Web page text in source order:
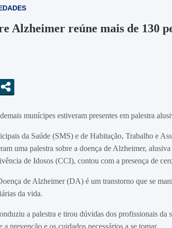
Alzheimer reúne mais de 130
munícipes estiveram presentes em palestra
da Saúde (SMS) e de Habitação, Trabalho e
uma palestra sobre a doença de Alzheimer,
de Idosos (CCI), contou com a presença de
de Alzheimer (DA) é um transtorno que se
da vida.
a palestra e tirou dúvidas dos profissionais da
prevenção e os cuidados necessários a se tomar.